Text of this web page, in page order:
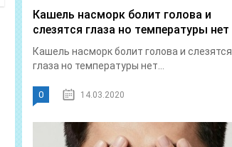
Кашель насморк болит голова и
слезятся глаза но температуры нет
Кашель насморк болит голова и слезятся
глаза но температуры нет...
0 14.03.2020